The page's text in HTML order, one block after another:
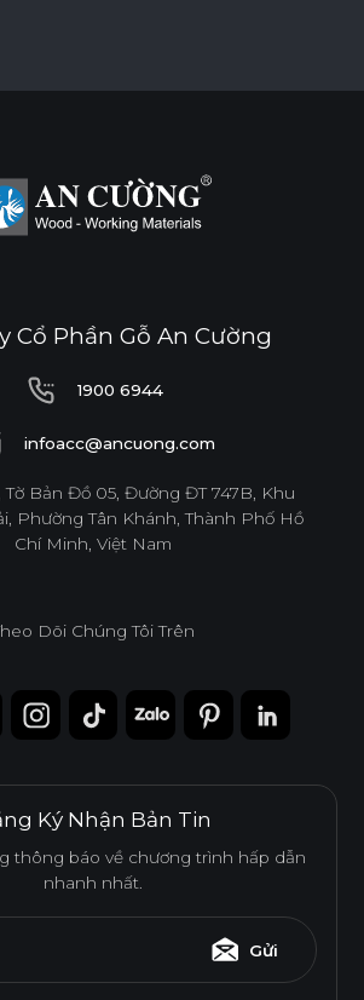
Cổ Phần Gỗ An Cường
1900 6944
1900 6944
infoacc@ancuong.com
infoacc@ancuong.com
Tờ Bản Đồ 05, Đường ĐT 747B, Khu
Phường Tân Khánh, Thành Phố Hồ
Chí Minh, Việt Nam
Dõi Chúng Tôi Trên
Ký Nhận Bản Tin
thông báo về chương trình hấp dẫn
nhanh nhất.
Gửi